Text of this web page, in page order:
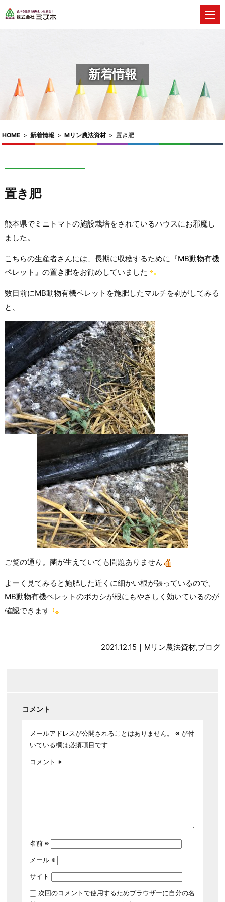
新着情報
HOME > 新着情報 > Mリン農法資材> 置き肥
置き肥
熊本県でミニトマトの施設栽培をされているハウスにお邪魔し
ました。
こちらの生産者さんには、長期に収穫するために『MB動物有機
ペレット 』の置き肥をお勧めしていました
数日前にMB動物有機ペレットを施肥したマルチを剥がしてみる
と、
ご覧の通り。菌が生えていても問題ありません
よーく見てみると施肥した近くに細かい根が張っているので、
MB動物有機ペレットのボカシが根にもやさしく効いているのが
確認できます
2021.12.15｜ Mリン農法資材,ブログ
コメント
メールアドレスが公開されることはありません。 ※が付
いている欄は必須項目です
コメント ※
名前 ※
メール ※
サイト
次回のコメントで使用するためブラウザーに自分の名